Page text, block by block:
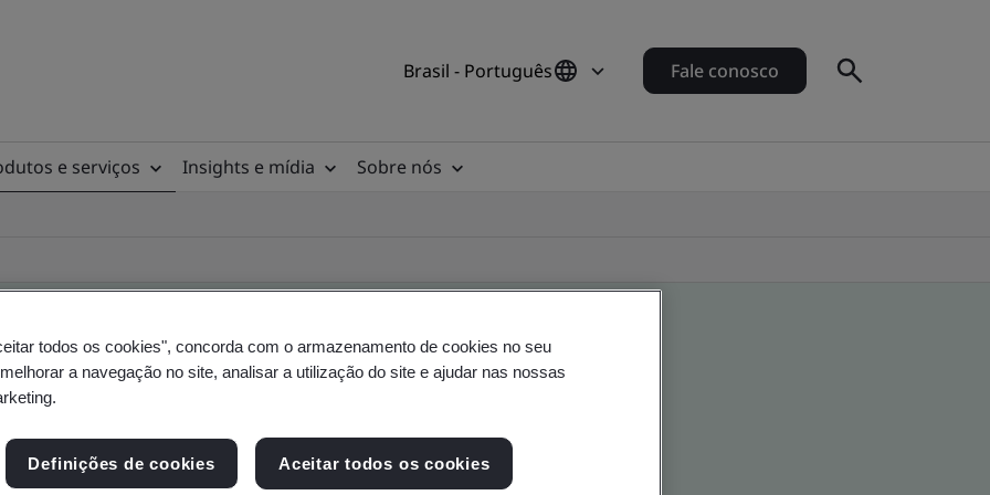
Brasil - Português Fale conosco
e serviços Insights e mídia
Sobre nós
de clientes
do local e do produto - Validação e Verificação
todos os cookies", concorda com o armazenamento de cookies no seu
a navegação no site, analisar a utilização do site e ajudar nas nossas
Definições de cookies Aceitar todos os cookies